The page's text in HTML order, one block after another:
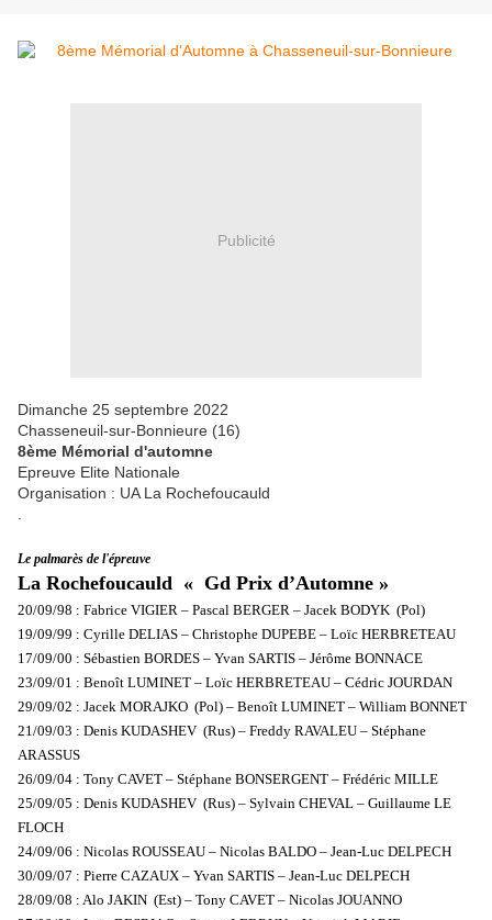
Publicité
Dimanche 25 septembre 2022
Chasseneuil-sur-Bonnieure (16)
8ème Mémorial d'automne
Epreuve Elite Nationale
Organisation : UA La Rochefoucauld
Le palmarès de l'épreuve
La Rochefoucauld « Gd Prix d’Automne »
20/09/98 : Fabrice VIGIER – Pascal BERGER – Jacek BODYK (Pol)
19/09/99 : Cyrille DELIAS – Christophe DUPEBE – Loïc HERBRETEAU
17/09/00 : Sébastien BORDES – Yvan SARTIS – Jérôme BONNACE
23/09/01 : Benoît LUMINET – Loïc HERBRETEAU – Cédric JOURDAN
29/09/02 : Jacek MORAJKO (Pol) – Benoît LUMINET – William BONNET
21/09/03 : Denis KUDASHEV (Rus) – Freddy RAVALEU – Stéphane
ARASSUS
26/09/04 : Tony CAVET – Stéphane BONSERGENT – Frédéric MILLE
25/09/05 : Denis KUDASHEV (Rus) – Sylvain CHEVAL – Guillaume LE
FLOCH
24/09/06 : Nicolas ROUSSEAU – Nicolas BALDO – Jean-Luc DELPECH
30/09/07 : Pierre CAZAUX – Yvan SARTIS – Jean-Luc DELPECH
28/09/08 : Alo JAKIN (Est) – Tony CAVET – Nicolas JOUANNO